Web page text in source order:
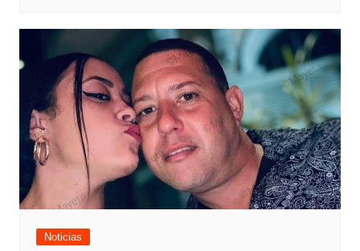
Noticias